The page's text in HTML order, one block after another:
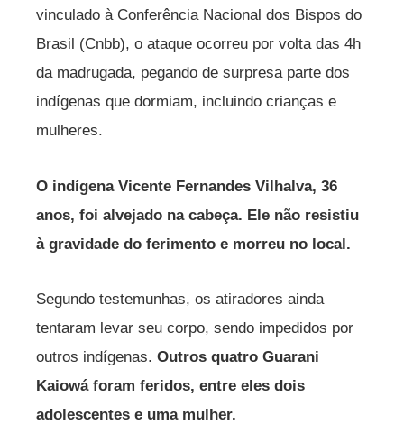
vinculado à Conferência Nacional dos Bispos do
Brasil (Cnbb), o ataque ocorreu por volta das 4h
da madrugada, pegando de surpresa parte dos
indígenas que dormiam, incluindo crianças e
mulheres.
O indígena Vicente Fernandes Vilhalva, 36
anos, foi alvejado na cabeça. Ele não resistiu
à gravidade do ferimento e morreu no local.
Segundo testemunhas, os atiradores ainda
tentaram levar seu corpo, sendo impedidos por
outros indígenas. Outros quatro Guarani
Kaiowá foram feridos, entre eles dois
adolescentes e uma mulher.